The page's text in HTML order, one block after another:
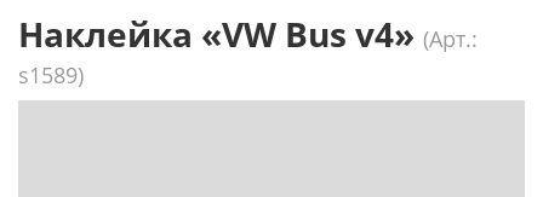
Наклейка «VW Bus v4» (Арт.:
s1589)